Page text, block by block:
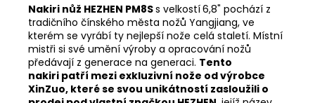
Nakiri nůž HEZHEN PM8Ss velkostí6,8" pochází z
tradičního čínského města nožů Yangjiang, ve
kterém se vyrábí ty nejlepší nože celá staletí. Místní
mistři si své umění výroby a opracování nožů
předávají z generace na generaci. Tento
nakiri patří mezi exkluzivní nože od výrobce
XinZuo, které se svou unikátností zasloužili o